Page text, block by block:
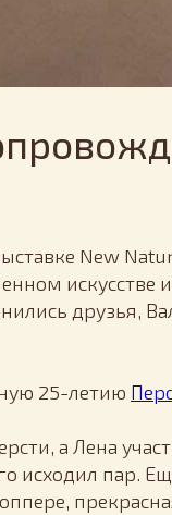
New
искусстве
друзья,
25-летию
а Лена
исходил пар.